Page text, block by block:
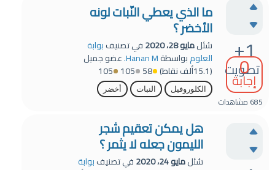
+1
تصويت
0
إجابة
685 مشاهدات
ما الذي يعطي النّبات لونه
الأخضر ؟
سُئلمايو 28، 2020 في تصنيفبوابة
العلومبواسطةHanan M. عضو جميل
(15.1ألف نقاط) 58
105
105
الكلوروفيل النبات أخضر
هل يمكن تعقيم شجر
الليمون جعله لا يثمر ؟
سُئلمايو 24، 2020 في تصنيفبوابة